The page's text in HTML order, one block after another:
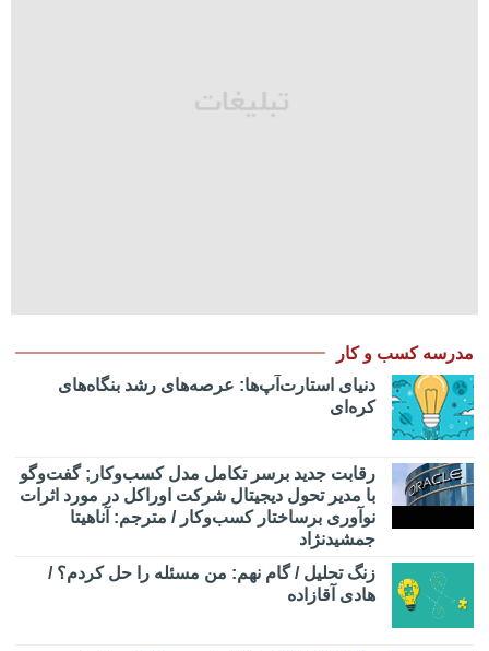
مدرسه کسب و کار
دنیای استارت‌آپ‌ها: عرصه‌های رشد بنگاه‌های
کره‌ای‌
رقابت جدید برسر تکامل مدل کسب‌و‌کار; گفت‌وگو
با مدیر تحول دیجیتال شرکت اوراکل در مورد اثرات
نوآوری برساختار کسب‌وکار / مترجم: آناهیتا
جمشیدنژاد
زنگ تحلیل / گام نهم: من مسئله را حل کردم؟ /
هادی آقازاده